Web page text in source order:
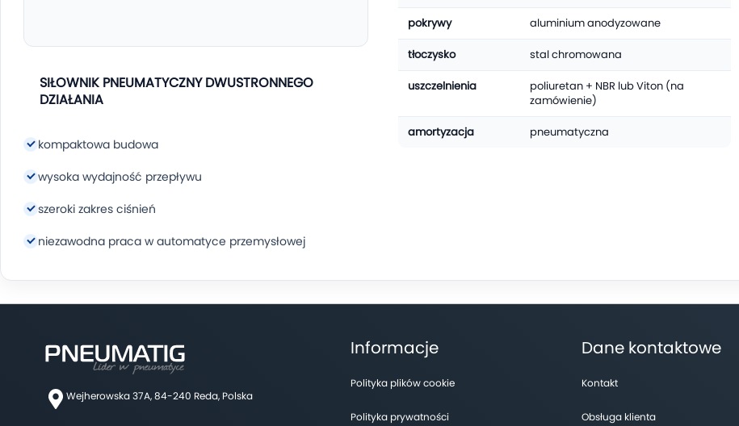
SIŁOWNIK PNEUMATYCZNY DWUSTRONNEGO
DZIAŁANIA
Średnica: 32 mm
Skok: 400 mm
skokiem. Produkujemy również niestandardowe
rynku o średnicachod 32 mm do 320 mm. Nasze
stali chromowanej C45
regulowaną amortyzację
pneumatyczną,pierścień magnetyczny
Obudowa wykonana jest z wysokociśnieniowego odlewu
kompaktowa budowa
wysoka wydajność przepływu
szeroki zakres ciśnień
niezawodna praca w automatyce przemysłowej
pokrywy aluminium anodyzowane
tłoczysko stal chromowana
uszczelnienia
poliuretan + NBR lub Viton (na
zamówienie)
amortyzacja pneumatyczna
Wejherowska 37A, 84-240 Reda, Polska
Informacje
Polityka plików cookie
Polityka prywatności
Dane kontaktowe
Kontakt
Obsługa klienta